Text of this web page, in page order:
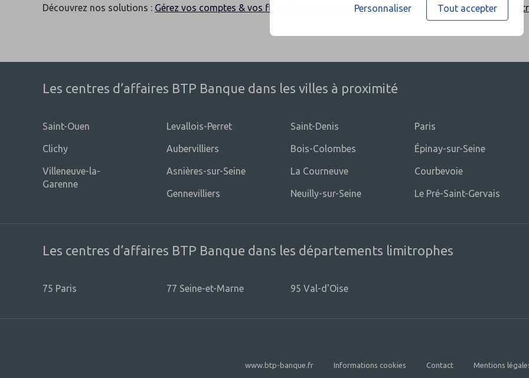
Distance : 25 km
Découvrez nos solutions : Gérez vos comptes & vos flux Financez et optimisez votre trésorerie,Améliorez votre
Les centres d’affaires BTP Banque dans les villes à proximité
Saint-Ouen
Clichy
Villeneuve-la-
Garenne
Levallois-Perret
Aubervilliers
Asnières-sur-Seine
Gennevilliers
Saint-Denis
Bois-Colombes
La Courneuve
Neuilly-sur-Seine
Paris
Épinay-sur-Seine
Courbevoie
Le Pré-Saint-Gervais
Les centres d’affaires BTP Banque dans les départements limitrophes
75 Paris 77 Seine-et-Marne 95 Val-d'Oise
www.btp-banque.fr Informations cookies Contact Mentions
Personnaliser Tout accepter